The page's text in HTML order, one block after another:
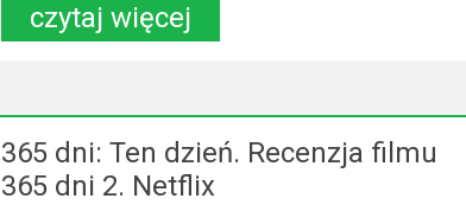
czytaj więcej
365 dni: Ten dzień. Recenzja filmu
365 dni 2. Netflix